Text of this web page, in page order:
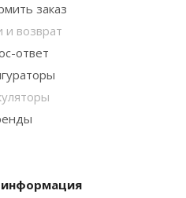
заказ
возврат
ответ
информация